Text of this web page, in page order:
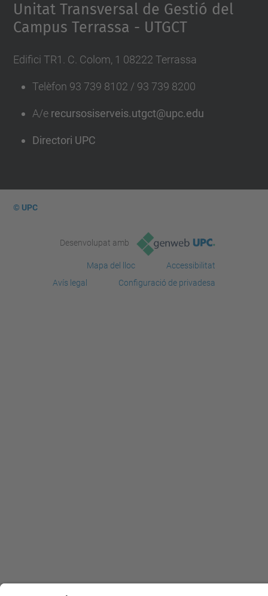
Unitat Transversal de Gestió del
Campus Terrassa - UTGCT
Edifici TR1. C. Colom, 1 08222 Terrassa
Telèfon 93 739 8102 / 93 739 8200
A/e recursosiserveis.utgct@upc.edu
Directori UPC
© UPC
Desenvolupat amb
Mapa del lloc
Accessibilitat
Avís legal
Configuració de privadesa